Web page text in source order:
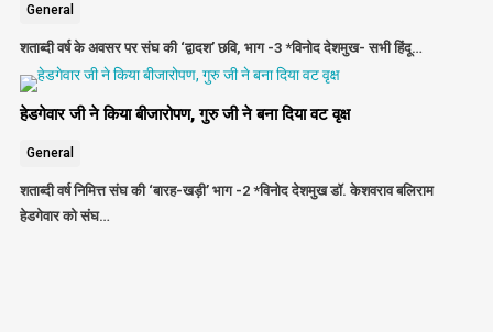
General
शताब्दी वर्ष के अवसर पर संघ की ‘द्वादश’ छवि, भाग -3 *विनोद देशमुख- सभी हिंदू…
हेडगेवार जी ने किया बीजारोपण, गुरु जी ने बना दिया वट वृक्ष
General
शताब्दी वर्ष निमित्त संघ की ‘बारह-खड़ी’ भाग -2 *विनोद देशमुख डॉ. केशवराव बलिराम
हेडगेवार को संघ…